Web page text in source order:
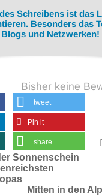
Schreibens ist das
Besonders das
Blogs und Netzwerken!
Bisher keine
tweet
Pin it
share
Sonnenschein
Mitten in den